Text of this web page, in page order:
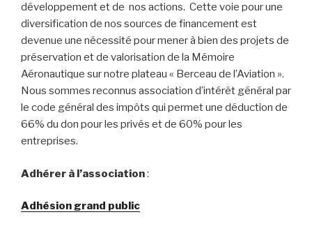
développement et de nos actions. Cette voie pour une
diversification de nos sources de financement est
devenue une nécessité pour mener à bien des projets de
préservation et de valorisation de la Mémoire
Aéronautique sur notre plateau « Berceau de l’Aviation ».
Nous sommes reconnus association d’intérêt général par
le code général des impôts qui permet une déduction de
66% du don pour les privés et de 60% pour les
entreprises.
Adhérer à l’association:
Adhésion grand public